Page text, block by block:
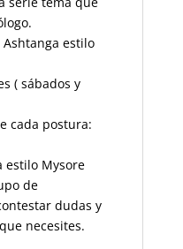
estilo
( sábados y
cada postura:
estilo Mysore
de
dudas y
necesites.